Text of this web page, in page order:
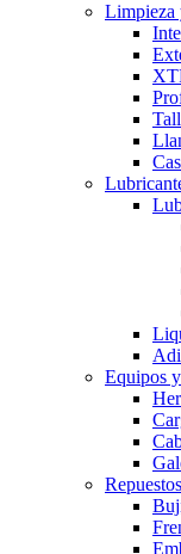
Limpieza
Equipos